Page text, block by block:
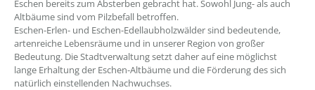
Eschen bereits zum Absterben gebracht hat. Sowohl Jung- als auch
Altbäume sind vom Pilzbefall betroffen.
Eschen-Erlen- und Eschen-Edellaubholzwälder sind bedeutende,
artenreiche Lebensräume und in unserer Region von großer
Bedeutung. Die Stadtverwaltung setzt daher auf eine möglichst
lange Erhaltung der Eschen-Altbäume und die Förderung des sich
natürlich einstellenden Nachwuchses.